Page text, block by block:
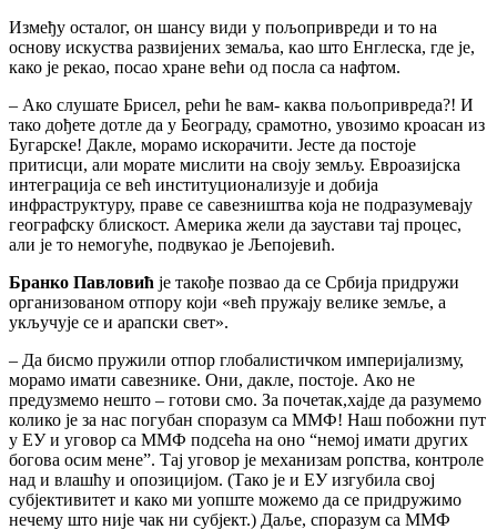
Између осталог, он шансу види у пољопривреди и то на
основу искуства развијених земаља, као што Енглеска, где је,
како је рекао, посао хране већи од посла са нафтом.
– Ако слушате Брисел, рећи ће вам- каква пољопривреда?! И
тако дођете дотле да у Београду, срамотно, увозимо кроасан из
Бугарске! Дакле, морамо искорачити. Јесте да постоје
притисци, али морате мислити на своју земљу. Евроазијска
интеграција се већ институционализује и добија
инфраструктуру, праве се савезништва која не подразумевају
географску блискост. Америка жели да заустави тај процес,
али је то немогуће, подвукао је Љепојевић.
Бранко Павловић је такође позвао да се Србија придружи
организованом отпору који «већ пружају велике земље, а
укључује се и арапски свет».
– Да бисмо пружили отпор глобалистичком империјализму,
морамо имати савезнике. Они, дакле, постоје. Ако не
предузмемо нешто – готови смо. За почетак,хајде да разумемо
колико је за нас погубан споразум са ММФ! Наш побожни пут
у ЕУ и уговор са ММФ подсећа на оно “немој имати других
богова осим мене”. Тај уговор је механизам ропства, контроле
над и влашћу и опозицијом. (Тако је и ЕУ изгубила свој
субјективитет и како ми уопште можемо да се придружимо
нечему што није чак ни субјект.) Даље, споразум са ММФ